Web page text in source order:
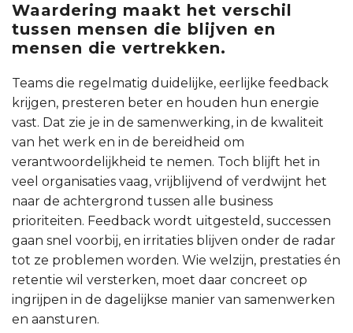
Waardering maakt het verschil
tussen mensen die blijven en
mensen die vertrekken.
Teams die regelmatig duidelijke, eerlijke feedback
krijgen, presteren beter en houden hun energie
vast. Dat zie je in de samenwerking, in de kwaliteit
van het werk en in de bereidheid om
verantwoordelijkheid te nemen. Toch blijft het in
veel organisaties vaag, vrijblijvend of verdwijnt het
naar de achtergrond tussen alle business
prioriteiten. Feedback wordt uitgesteld, successen
gaan snel voorbij, en irritaties blijven onder de radar
tot ze problemen worden. Wie welzijn, prestaties én
retentie wil versterken, moet daar concreet op
ingrijpen in de dagelijkse manier van samenwerken
en aansturen.